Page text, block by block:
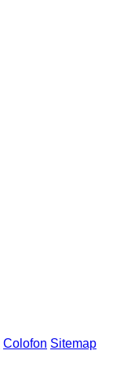
Colofon Sitemap